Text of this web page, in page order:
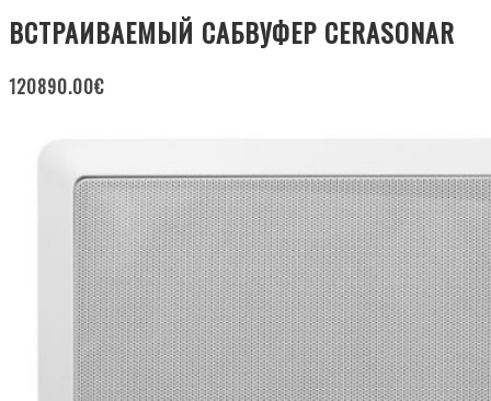
ВСТРАИВАЕМЫЙ САБВУФЕР CERASONAR
120890.00€